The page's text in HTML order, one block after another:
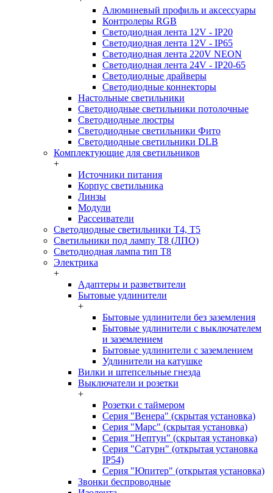
Алюминевый профиль и аксессуары
Контролеры RGB
Светодиодная лента 12V - IP20
Светодиодная лента 12V - IP65
Светодиодная лента 220V NEON
Светодиодная лента 24V - IP20-65
Светодиодные драйверы
Светодиодные коннекторы
Настольные светильники
Светодиодные светильники потолочные
Светодиодные люстры
Светодиодные светильники Фито
Светодиодные светильники DLB
Комплектующие для светильников
+
Источники питания
Корпус светильника
Линзы
Модули
Рассеиватели
Светодиодные светильники T4, T5
Светильники под лампу Т8 (ЛПО)
Светодиодная лампа тип T8
Электрика
+
Адаптеры и разветвители
Бытовые удлинители
+
Бытовые удлинители без заземления
Бытовые удлинители с выключателем
и заземлением
Бытовые удлинители с заземлением
Удлинители на катушке
Вилки и штепсельные гнезда
Выключатели и розетки
+
Розетки с таймером
Серия "Венера" (скрытая установка)
Серия "Марс" (скрытая установка)
Серия "Нептун" (скрытая установка)
Серия "Сатурн" (открытая установка
IP54)
Серия "Юпитер" (открытая установка)
Звонки беспроводные